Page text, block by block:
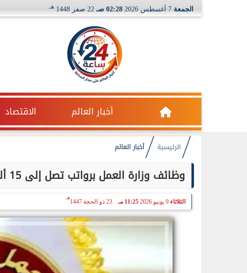
الجمعة 02:28 صـ 22 صفر 1448 هـ
أخبار العالم الاقتصاد
الرئيسية أخبار العالم
وظائف وزارة العمل برواتب تصل إلى 15 ألف جنيه للسائقين والتخصصات الفنية والإدارية
الثلاثاء 9 يونيو 2026 11:25 مـ 23 ذو الحجة 1447
هـ